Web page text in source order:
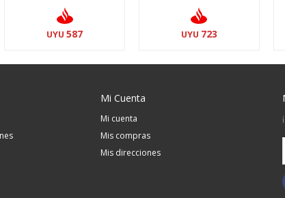
UYU 587 UYU 723
Mi Cuenta
Mi cuenta
Mis compras
Mis direcciones